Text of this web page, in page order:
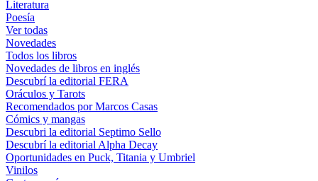
Literatura
Poesía
Ver todas
Novedades
Todos los libros
Novedades de libros en inglés
Descubrí la editorial FERA
Oráculos y Tarots
Recomendados por Marcos Casas
Cómics y mangas
Descubri la editorial Septimo Sello
Descubrí la editorial Alpha Decay
Oportunidades en Puck, Titania y Umbriel
Vinilos